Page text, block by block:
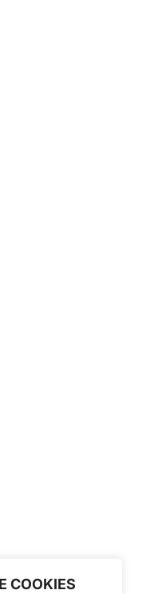
COOKIES